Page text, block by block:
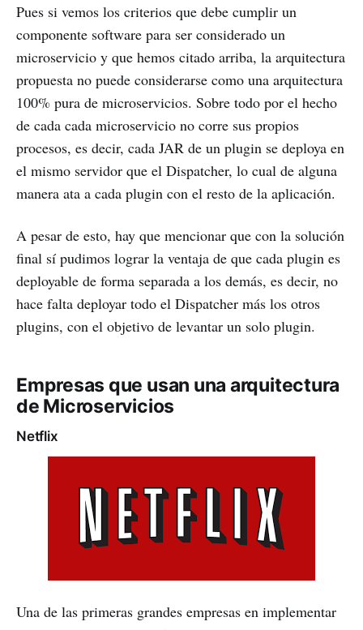
Pues si vemos los criterios que debe cumplir un
componente software para ser considerado un
microservicio y que hemos citado arriba, la arquitectura
propuesta no puede considerarse como una arquitectura
100% pura de microservicios. Sobre todo por el hecho
de cada cada microservicio no corre sus propios
procesos, es decir, cada JAR de un plugin se deploya en
el mismo servidor que el Dispatcher, lo cual de alguna
manera ata a cada plugin con el resto de la aplicación.
A pesar de esto, hay que mencionar que con la solución
final sí pudimos lograr la ventaja de que cada plugin es
deployable de forma separada a los demás, es decir, no
hace falta deployar todo el Dispatcher más los otros
plugins, con el objetivo de levantar un solo plugin.
Empresas que usan una arquitectura
de Microservicios
Netflix
Una de las primeras grandes empresas en implementar